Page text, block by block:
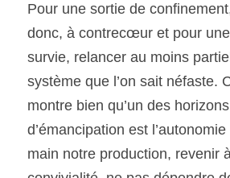
Pour une sortie de
donc, à contrecœur et pour
survie, relancer au moins
système que l’on sait néfaste.
montre bien qu’un des
d’émancipation est
main notre production, revenir